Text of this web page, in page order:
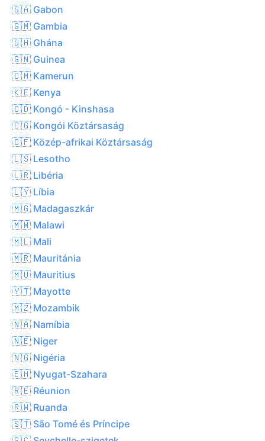
🇬🇦 Gabon
🇬🇲 Gambia
🇬🇭 Ghána
🇬🇳 Guinea
🇨🇲 Kamerun
🇰🇪 Kenya
🇨🇩 Kongó - Kinshasa
🇨🇬 Kongói Köztársaság
🇨🇫 Közép-afrikai Köztársaság
🇱🇸 Lesotho
🇱🇷 Libéria
🇱🇾 Líbia
🇲🇬 Madagaszkár
🇲🇼 Malawi
🇲🇱 Mali
🇲🇷 Mauritánia
🇲🇺 Mauritius
🇾🇹 Mayotte
🇲🇿 Mozambik
🇳🇦 Namíbia
🇳🇪 Niger
🇳🇬 Nigéria
🇪🇭 Nyugat-Szahara
🇷🇪 Réunion
🇷🇼 Ruanda
🇸🇹 São Tomé és Príncipe